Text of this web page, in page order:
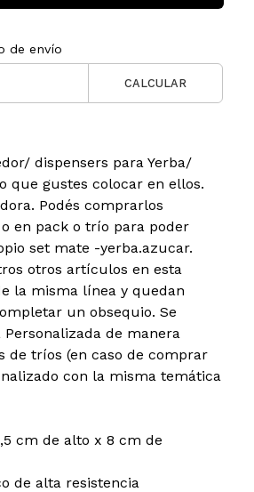
de envío
CALCULAR
dispensers para Yerba/
que gustes colocar en ellos.
Podés comprarlos
en pack o trío para poder
set mate -yerba.azucar.
otros artículos en esta
la misma línea y quedan
un obsequio. Se
de manera
de tríos (en caso de comprar
con la misma temática
cm de alto x 8 cm de
de alta resistencia